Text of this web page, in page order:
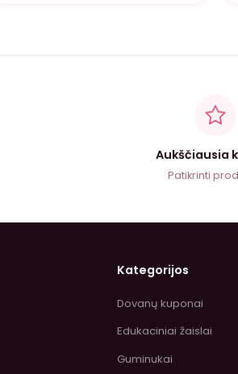
Aukščiausia
Patikrinti
Kategorijos
Dovanų kuponai
Edukaciniai žaislai
Guminukai